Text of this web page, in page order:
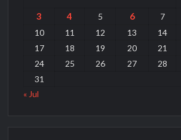
3 4 5 6 7
10
11 12 13 14
17
18 19 20 21
24
25 26 27 28
31
« Jul